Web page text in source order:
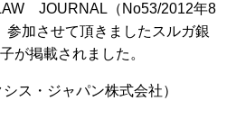
JOURNAL（No53/2012年8
参加させて頂きましたスルガ銀
が掲載されました。
ス・ジャパン株式会社）